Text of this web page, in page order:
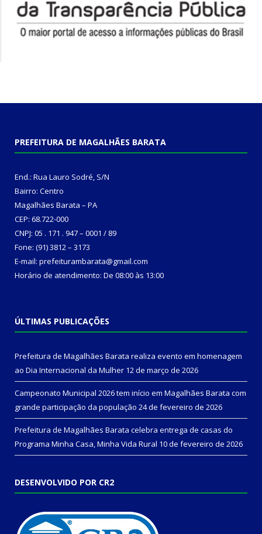
PREFEITURA DE MAGALHÃES BARATA
End.: Rua Lauro Sodré, S/N
Bairro: Centro
Magalhães Barata – PA
CEP: 68.722-000
CNPJ: 05 . 171 . 947 – 0001 / 89
Fone: (91) 3812 – 3173
E-mail: prefeiturambarata@gmail.com
Horário de atendimento: De 08:00 às 13:00
ÚLTIMAS PUBLICAÇÕES
Prefeitura de Magalhães Barata realiza evento em homenagem
ao Dia Internacional da Mulher 12 de março de 2026
Campeonato Municipal 2026 tem início em Magalhães Barata com
grande participação da população 24 de fevereiro de 2026
Prefeitura de Magalhães Barata celebra entrega de casas do
Programa Minha Casa, Minha Vida Rural 10 de fevereiro de 2026
DESENVOLVIDO POR CR2